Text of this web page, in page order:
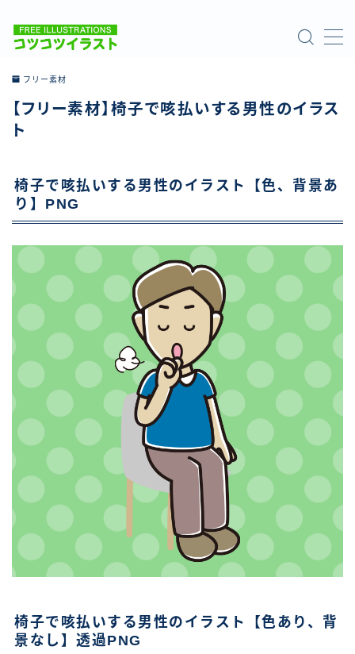
ホーム
お問い合わせ
フリー素材
【フリー素材】椅子で咳払いする男性のイラス
ト
椅子で咳払いする男性のイラスト【色、背景あ
り】PNG
椅子で咳払いする男性のイラスト【色あり、背
景なし】透過PNG